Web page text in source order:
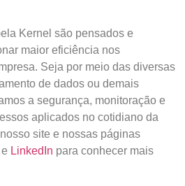
Kernel são pensados e
maior eficiência nos
Seja por meio das diversas
de dados ou demais
a segurança, monitoração e
aplicados no cotidiano da
site e nossas páginas
e LinkedIn para conhecer mais